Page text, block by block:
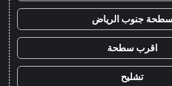
سطحة جنوب الرياض
اقرب سطحة
تشليح